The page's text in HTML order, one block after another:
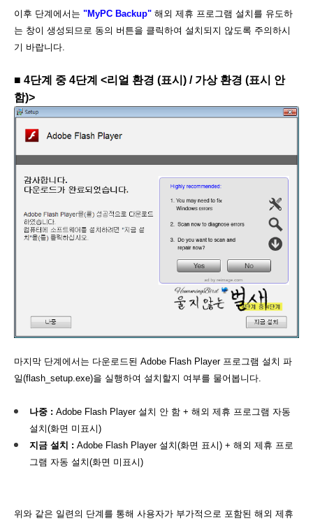
이후 단계에서는 "MyPC Backup" 해외 제휴 프로그램 설치를 유도하
는 창이 생성되므로 동의 버튼을 클릭하여 설치되지 않도록 주의하시
기 바랍니다.
■ 4단계 중 4단계 <리얼 환경 (표시) / 가상 환경 (표시 안
함)>
마지막 단계에서는 다운로드된 Adobe Flash Player 프로그램 설치 파
일(flash_setup.exe)을 실행하여 설치할지 여부를 물어봅니다.
나중 : Adobe Flash Player 설치 안 함 + 해외 제휴 프로그램 자동
설치(화면 미표시)
지금 설치 : Adobe Flash Player 설치(화면 표시) + 해외 제휴 프로
그램 자동 설치(화면 미표시)
위와 같은 일련의 단계를 통해 사용자가 부가적으로 포함된 해외 제휴